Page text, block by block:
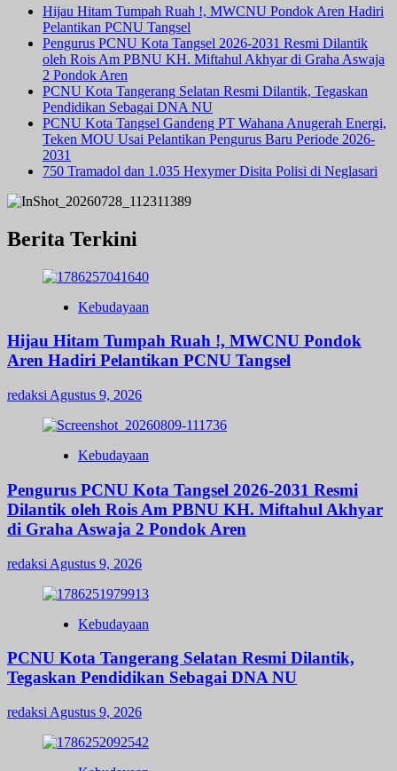
Hijau Hitam Tumpah Ruah !, MWCNU Pondok Aren Hadiri
Pelantikan PCNU Tangsel
Pengurus PCNU Kota Tangsel 2026-2031 Resmi Dilantik
oleh Rois Am PBNU KH. Miftahul Akhyar di Graha Aswaja
2 Pondok Aren
PCNU Kota Tangerang Selatan Resmi Dilantik, Tegaskan
Pendidikan Sebagai DNA NU
PCNU Kota Tangsel Gandeng PT Wahana Anugerah Energi,
Teken MOU Usai Pelantikan Pengurus Baru Periode 2026-
2031
750 Tramadol dan 1.035 Hexymer Disita Polisi di Neglasari
Berita Terkini
Kebudayaan
Hijau Hitam Tumpah Ruah !, MWCNU Pondok
Aren Hadiri Pelantikan PCNU Tangsel
redaksi Agustus 9, 2026
Kebudayaan
Pengurus PCNU Kota Tangsel 2026-2031 Resmi
Dilantik oleh Rois Am PBNU KH. Miftahul Akhyar
di Graha Aswaja 2 Pondok Aren
redaksi Agustus 9, 2026
Kebudayaan
PCNU Kota Tangerang Selatan Resmi Dilantik,
Tegaskan Pendidikan Sebagai DNA NU
redaksi Agustus 9, 2026